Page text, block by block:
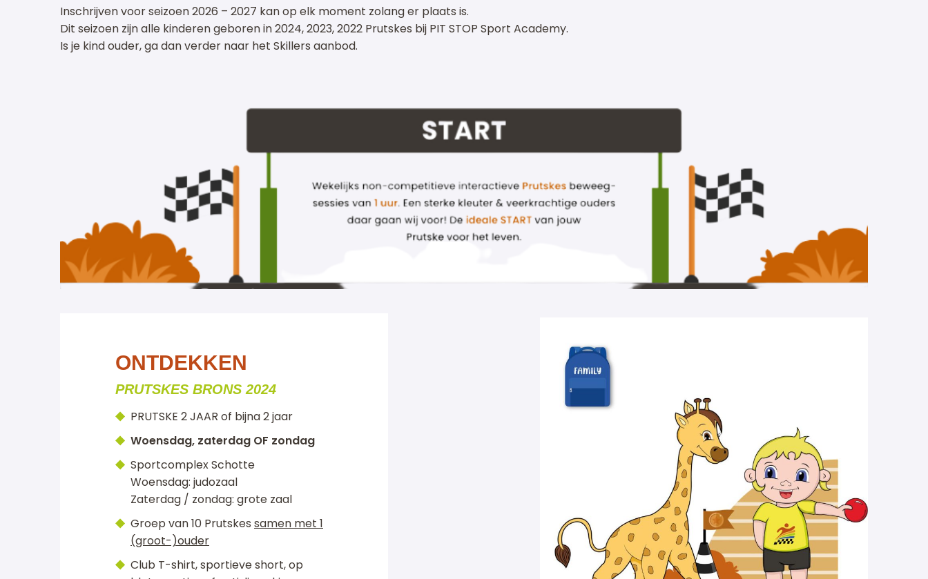
Inschrijven voor seizoen 2026 – 2027 kan op elk moment zolang er plaats is.
Dit seizoen zijn alle kinderen geboren in 2024, 2023, 2022 Prutskes bij PIT STOP Sport Academy.
Is je kind ouder, ga dan verder naar het Skillers aanbod.
ONTDEKKEN
PRUTSKES BRONS 2024
PRUTSKE 2 JAAR of bijna 2 jaar
Woensdag, zaterdag OF zondag
Sportcomplex Schotte
Woensdag: judozaal
Zaterdag / zondag: grote zaal
Groep van 10 Prutskes samen met 1
(groot-)ouder
Club T-shirt, sportieve short, op